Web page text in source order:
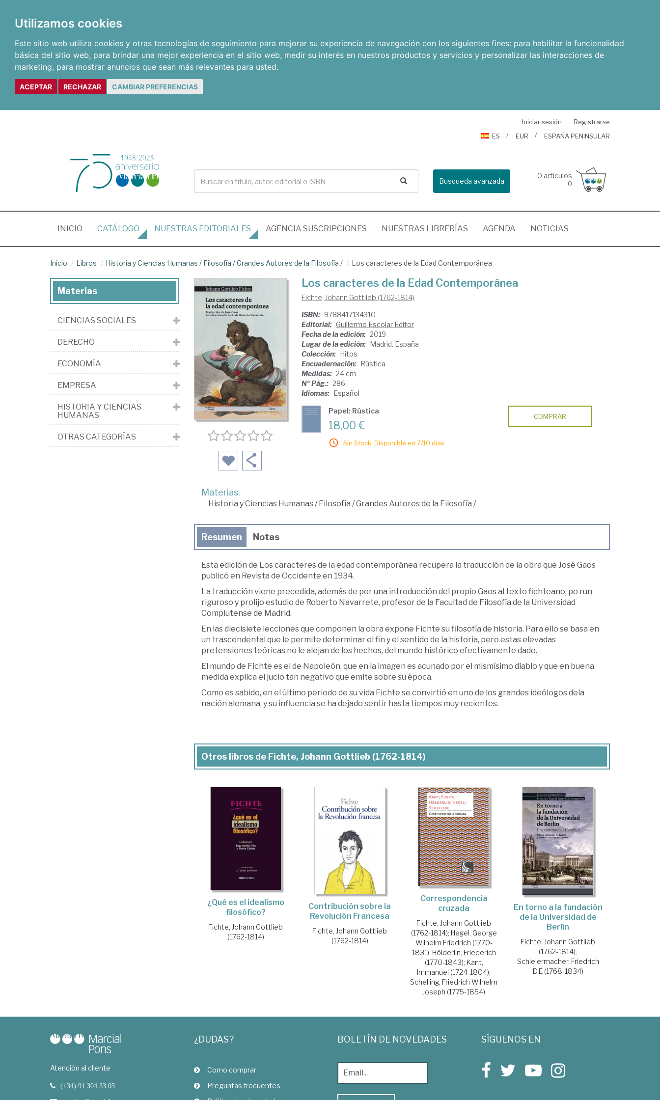
Utilizamos cookies
Este sitio web utiliza cookies y otras tecnologías de seguimiento para mejorar su experiencia de navegación con los siguientes fines: para habilitar la funcionalidad
básica del sitio web, para brindar una mejor experiencia en el sitio web, medir su interés en nuestros productos y servicios y personalizar las interacciones de
marketing, para mostrar anuncios que sean más relevantes para usted.
ACEPTAR RECHAZAR CAMBIAR PREFERENCIAS
Iniciar sesión
Registrarse
ES
EUR ESPAÑA PENINSULAR
Busqueda avanzada
0 artículos
0
INICIO (CURRENT)
CATÁLOGO NUESTRAS EDITORIALES AGENCIA SUSCRIPCIONES NUESTRAS LIBRERÍAS AGENDA NOTICIAS
Inicio Libros Historia y Ciencias Humanas / Filosofía /Grandes Autores de la Filosofía / Los caracteres de la Edad Contemporánea
Los caracteres de la Edad Contemporánea
Fichte, Johann Gottlieb (1762-1814)
ISBN: 9788417134310
Editorial: Guillermo Escolar Editor
Fecha de la edición: 2019
Lugar de la edición: Madrid. España
Colección: Hitos
Encuadernación: Rústica
Medidas: 24 cm
Nº Pág.: 286
Idiomas: Español
Papel: Rústica
18,00 €
Sin Stock. Disponible en 7/10 días.
COMPRAR
Materias:
Historia y Ciencias Humanas/Filosofía /Grandes Autores de la Filosofía /
Resumen Notas
Esta edición de Los caracteres de la edad contemporánea recupera la traducción de la obra que José Gaos
publicó en Revista de Occidente en 1934.
La traducción viene precedida, además de por una introducción del propio Gaos al texto fichteano, po run
riguroso y prolijo estudio de Roberto Navarrete, profesor de la Facultad de Filosofía de la Universidad
Complutense de Madrid.
En las diecisiete lecciones que componen la obra expone Fichte su filosofía de historia. Para ello se basa en
un trascendental que le permite determinar el fin y el sentido de la historia, pero estas elevadas
pretensiones teóricas no le alejan de los hechos, del mundo histórico efectivamente dado.
El mundo de Fichte es el de Napoleón, que en la imagen es acunado por el mismísimo diablo y que en buena
medida explica el jucio tan negativo que emite sobre su época.
Como es sabido, en el último periodo de su vida Fichte se convirtió en uno de los grandes ideólogos dela
nación alemana, y su influencia se ha dejado sentir hasta tiempos muy recientes.
Otros libros de Fichte, Johann Gottlieb (1762-1814)
¿Qué es el idealismo
filosófico?
Fichte, Johann Gottlieb
(1762-1814)
Contribución sobre la
Revolución Francesa
Fichte, Johann Gottlieb
(1762-1814)
Correspondencia
cruzada
Fichte, Johann Gottlieb
(1762-1814); Hegel, George
Wilhelm Friedrich (1770-
1831); Hölderlin, Friederich
(1770-1843); Kant,
Immanuel (1724-1804);
Schelling, Friedrich Wilhelm
Joseph (1775-1854)
En torno a la fundación
de la Universidad de
Berlín
Fichte, Johann Gottlieb
(1762-1814);
Schleiermacher, Friedrich
D.E (1768-1834)
Materias
CIENCIAS SOCIALES
DERECHO
ECONOMÍA
EMPRESA
HISTORIA Y CIENCIAS
HUMANAS
OTRAS CATEGORÍAS
Atención al cliente
(+34) 91 304 33 03
¿DUDAS?
Como comprar
Preguntas frecuentes
BOLETÍN DE NOVEDADES SÍGUENOS EN